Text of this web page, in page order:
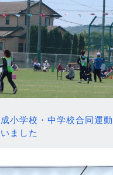
小学校・中学校合同運
ました